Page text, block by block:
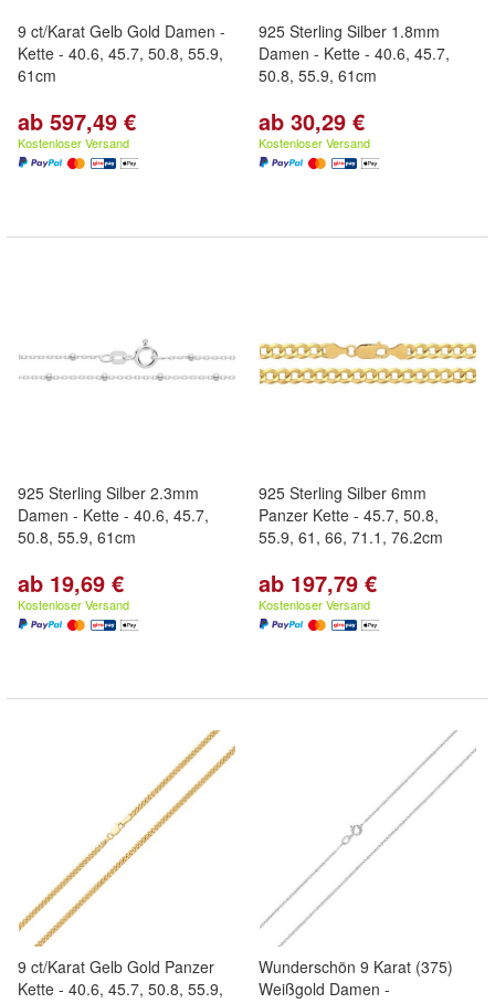
9 ct/Karat Gelb Gold Damen -
Kette - 40.6, 45.7, 50.8, 55.9,
61cm
ab 597,49 €
Kostenloser Versand
925 Sterling Silber 1.8mm
Damen - Kette - 40.6, 45.7,
50.8, 55.9, 61cm
ab 30,29 €
Kostenloser Versand
925 Sterling Silber 2.3mm
Damen - Kette - 40.6, 45.7,
50.8, 55.9, 61cm
ab 19,69 €
Kostenloser Versand
925 Sterling Silber 6mm
Panzer Kette - 45.7, 50.8,
55.9, 61, 66, 71.1, 76.2cm
ab 197,79 €
Kostenloser Versand
9 ct/Karat Gelb Gold Panzer
Kette - 40.6, 45.7, 50.8, 55.9,
Wunderschön 9 Karat (375)
Weißgold Damen -